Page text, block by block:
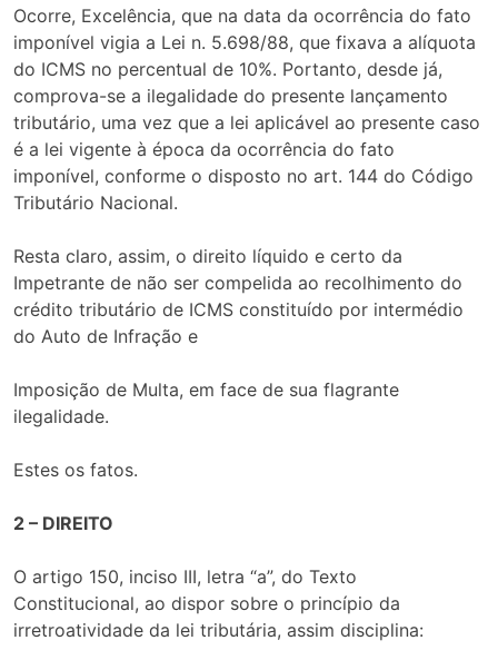
Ocorre, Excelência, que na data da ocorrência do fato
imponível vigia a Lei n. 5.698/88, que fixava a alíquota
do ICMS no percentual de 10%. Portanto, desde já,
comprova-se a ilegalidade do presente lançamento
tributário, uma vez que a lei aplicável ao presente caso
é a lei vigente à época da ocorrência do fato
imponível, conforme o disposto no art. 144 do Código
Tributário Nacional.
Resta claro, assim, o direito líquido e certo da
Impetrante de não ser compelida ao recolhimento do
crédito tributário de ICMS constituído por intermédio
do Auto de Infração e
Imposição de Multa, em face de sua flagrante
ilegalidade.
Estes os fatos.
2 – DIREITO
O artigo 150, inciso III, letra “a”, do Texto
Constitucional, ao dispor sobre o princípio da
irretroatividade da lei tributária, assim disciplina: